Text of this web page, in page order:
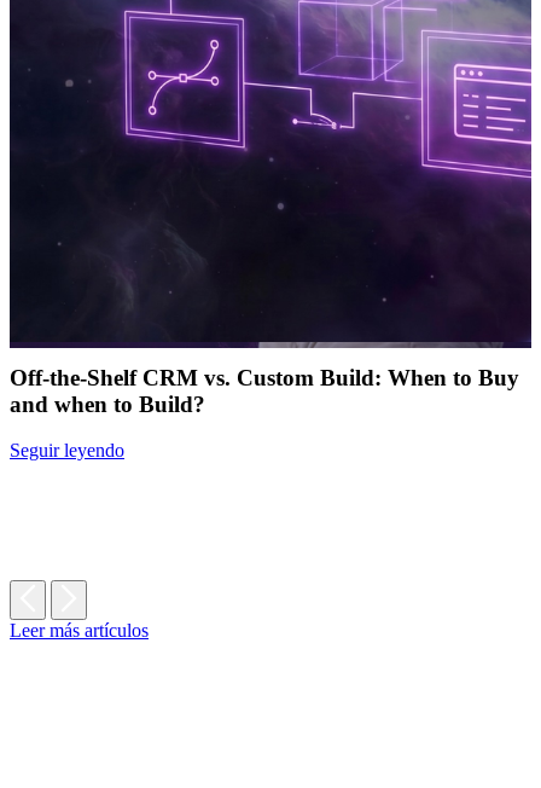
Off-the-Shelf CRM vs. Custom Build: When to Buy
and when to Build?
Seguir leyendo
Leer más artículos